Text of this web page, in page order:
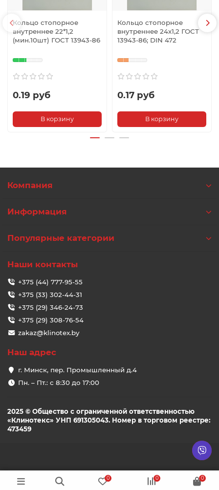
Кольцо стопорное
внутреннее 22*1,2
(мин.10шт) ГОСТ 13943-86
0.19 руб
В корзину
Кольцо стопорное
внутреннее 24х1,2 ГОСТ
13943-86; DIN 472
0.17 руб
В корзину
Компания
Информация
Популярные категории
Наши контакты
+375 (44) 777-95-55
+375 (33) 302-44-31
+375 (29) 346-24-73
+375 (29) 308-76-54
zakaz@klinotex.by
Наш адрес
г. Минск, пер. Промышленный д.4
Пн. – Пт.: с 8:30 до 17:00
2025 © Общество с ограниченной ответственностью
«Клинотекс» УНП 691305043. Номер в торговом реестре:
473459
0 0 0